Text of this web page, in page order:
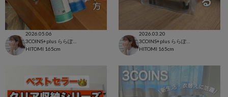
2026.05.06
HITOMI 165cm
2026.03.20
3COINS+plus ららぽーと和泉店
HITOMI 165cm